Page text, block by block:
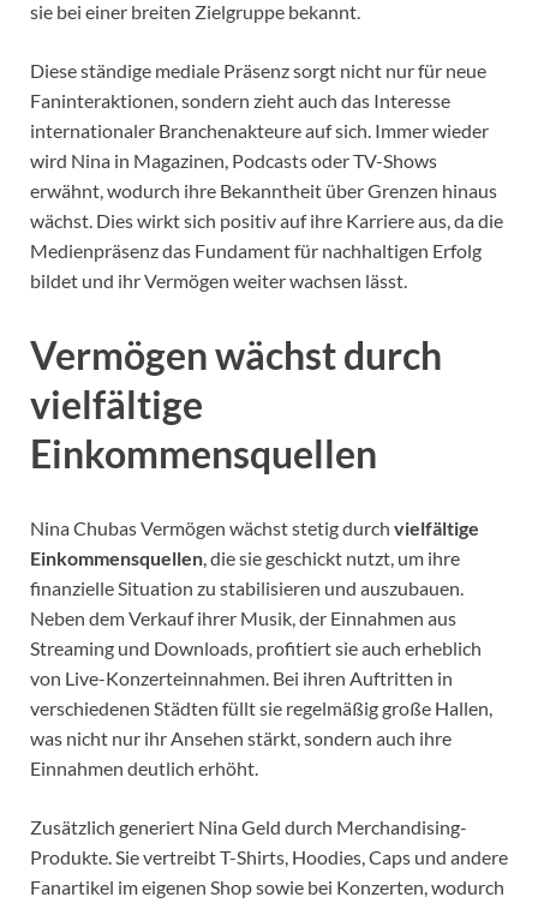
sie bei einer breiten Zielgruppe bekannt.
Diese ständige mediale Präsenz sorgt nicht nur für neue
Faninteraktionen, sondern zieht auch das Interesse
internationaler Branchenakteure auf sich. Immer wieder
wird Nina in Magazinen, Podcasts oder TV-Shows
erwähnt, wodurch ihre Bekanntheit über Grenzen hinaus
wächst. Dies wirkt sich positiv auf ihre Karriere aus, da die
Medienpräsenz das Fundament für nachhaltigen Erfolg
bildet und ihr Vermögen weiter wachsen lässt.
Vermögen wächst durch
vielfältige
Einkommensquellen
Nina Chubas Vermögen wächst stetig durch vielfältige
Einkommensquellen , die sie geschickt nutzt, um ihre
finanzielle Situation zu stabilisieren und auszubauen.
Neben dem Verkauf ihrer Musik, der Einnahmen aus
Streaming und Downloads, profitiert sie auch erheblich
von Live-Konzerteinnahmen. Bei ihren Auftritten in
verschiedenen Städten füllt sie regelmäßig große Hallen,
was nicht nur ihr Ansehen stärkt, sondern auch ihre
Einnahmen deutlich erhöht.
Zusätzlich generiert Nina Geld durch Merchandising-
Produkte. Sie vertreibt T-Shirts, Hoodies, Caps und andere
Fanartikel im eigenen Shop sowie bei Konzerten, wodurch